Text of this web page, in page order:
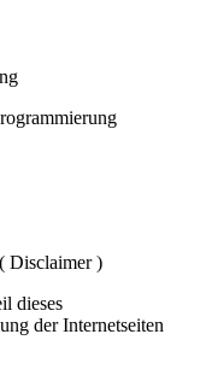
Disclaimer )
dieses
der Internetseiten